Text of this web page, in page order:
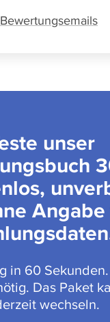
unser
in 60
Das Paket
wechseln.